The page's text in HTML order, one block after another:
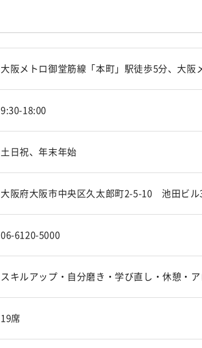
大阪メトロ御堂筋線「本町」駅徒歩5分、大
9:30-18:00
土日祝、年末年始
大阪府大阪市中央区久太郎町2-5-10 池田ビル
06-6120-5000
スキルアップ・自分磨き・学び直し・休憩・
19席